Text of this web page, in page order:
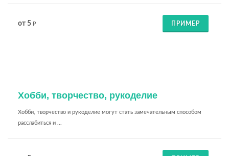
от 5 ₽ ПРИМЕР
Хобби, творчество, рукоделие
Хобби, творчество и рукоделие могут стать замечательным способом
расслабиться и ...